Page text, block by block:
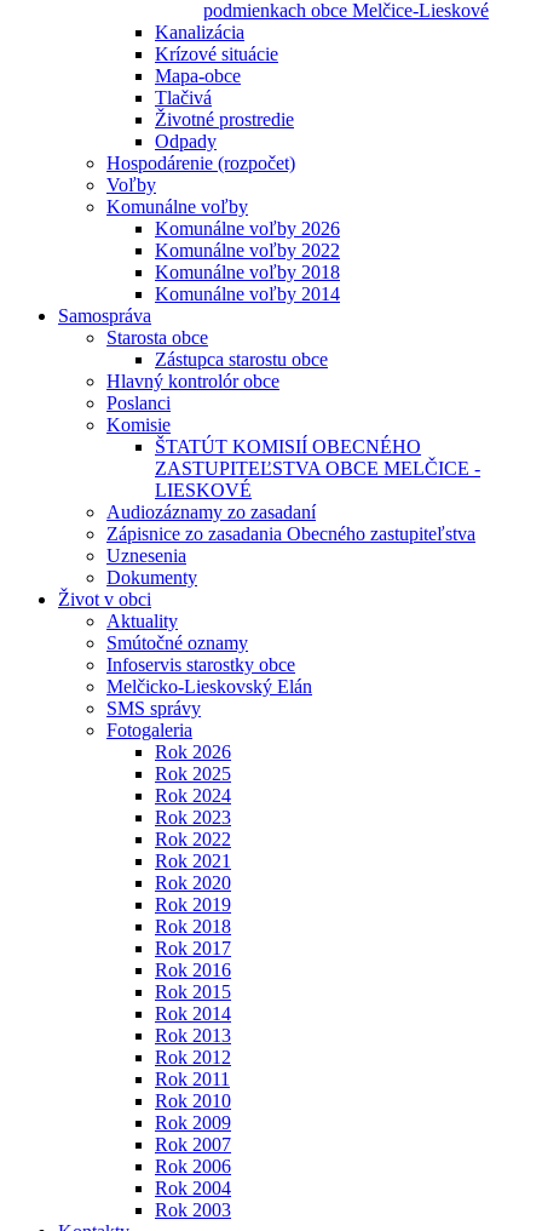
podmienkach obce Melčice-Lieskové
Kanalizácia
Krízové situácie
Mapa-obce
Tlačivá
Životné prostredie
Odpady
Hospodárenie (rozpočet)
Voľby
Komunálne voľby
Komunálne voľby 2026
Komunálne voľby 2022
Komunálne voľby 2018
Komunálne voľby 2014
Samospráva
Starosta obce
Zástupca starostu obce
Hlavný kontrolór obce
Poslanci
Komisie
ŠTATÚT KOMISIÍ OBECNÉHO
ZASTUPITEĽSTVA OBCE MELČICE -
LIESKOVÉ
Audiozáznamy zo zasadaní
Zápisnice zo zasadania Obecného zastupiteľstva
Uznesenia
Dokumenty
Život v obci
Aktuality
Smútočné oznamy
Infoservis starostky obce
Melčicko-Lieskovský Elán
SMS správy
Fotogaleria
Rok 2026
Rok 2025
Rok 2024
Rok 2023
Rok 2022
Rok 2021
Rok 2020
Rok 2019
Rok 2018
Rok 2017
Rok 2016
Rok 2015
Rok 2014
Rok 2013
Rok 2012
Rok 2011
Rok 2010
Rok 2009
Rok 2007
Rok 2006
Rok 2004
Rok 2003